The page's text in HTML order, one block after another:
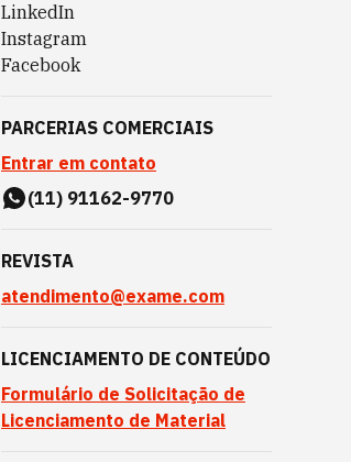
LinkedIn
Instagram
Facebook
PARCERIAS COMERCIAIS
Entrar em contato
(11) 91162-9770
REVISTA
atendimento@exame.com
LICENCIAMENTO DE CONTEÚDO
Formulário de Solicitação de
Licenciamento de Material